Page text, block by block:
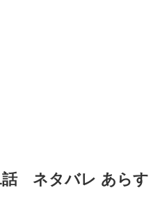
話 ネタバレ あらす